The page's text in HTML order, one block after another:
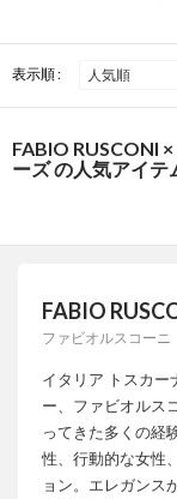
表示順 :
FABIO RUSCONI
ーズ の人気アイテ
FABIO
ファビオルスコーニ
イタリア トスカー
ー、ファビオルス
ってきた多くの経
性、行動的な女性
ョン。エレガンス